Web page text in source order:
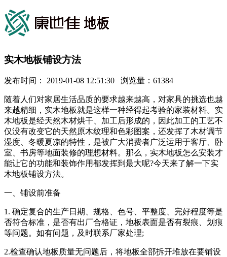
实木地板铺设方法
发布时间： 2019-01-08 12:51:30 浏览量：61384
随着人们对家居生活品质的要求越来越高，对家具的挑选也越
来越精细，实木地板就是这样一种经得起考验的家装材料。实
木地板是经天然木材烘干、加工后形成的，因此加工的工艺不
仅没有改变它的天然原木纹理和色彩图案，还发挥了木材调节
湿度、冬暖夏凉的特性，是被广大消费者广泛运用于客厅、卧
室、书房等地面装修的理想材料。那么，实木地板怎么安装才
能让它的功能和装饰作用都发挥到最大呢?今天来了解一下实
木地板铺设方法。
一、铺设前准备
1. 确定复合的生产日期、规格、色号、平整度、完好程度等是
否符合标准，是否有出厂合格证，地板表面是否有裂痕、划痕
等问题。如有问题，及时联系厂家处理;
2.检查确认地板质量无问题后，将地板全部拆开堆放在要铺设